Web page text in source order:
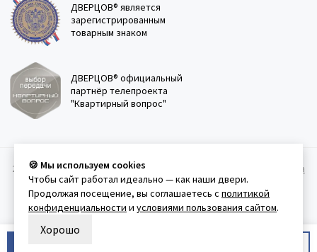
ДВЕРЦОВ® является
зарегистрированным
товарным знаком
ДВЕРЦОВ® официальный
партнёр телепроекта
"Квартирный вопрос"
2011-2026 © Дверцов. Карта сайта
Политика
конфеденциальности Условия использования сайта
🍪 Мы используем cookies
Чтобы сайт работал идеально — как наши двери.
Продолжая посещение, вы соглашаетесь с политикой
конфиденциальности и условиями пользования сайтом.
Хорошо